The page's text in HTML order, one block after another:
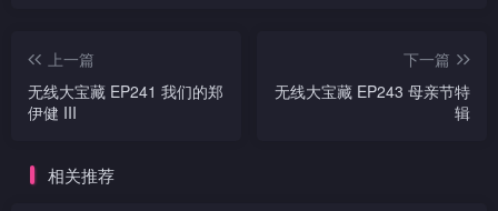
上一篇
无线大宝藏 EP241 我们的郑
伊健 III
下一篇
无线大宝藏 EP243 母亲节特
辑
相关推荐